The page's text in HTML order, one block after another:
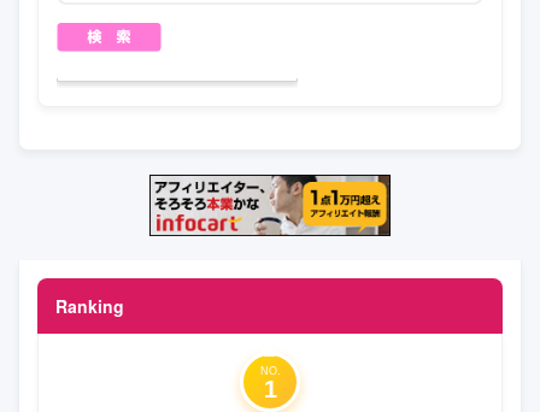
Ranking
NO.
1